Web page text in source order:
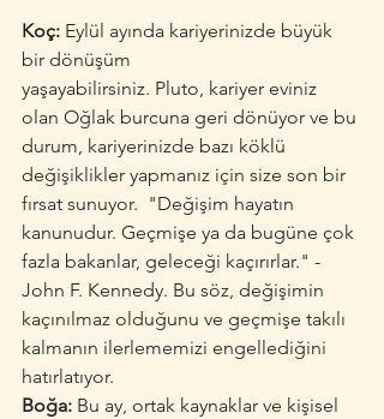
Koç: Eylül ayında kariyerinizde büyük
bir dönüşüm
yaşayabilirsiniz. Pluto, kariyer eviniz
olan Oğlak burcuna geri dönüyor ve bu
durum, kariyerinizde bazı köklü
değişiklikler yapmanız için size son bir
fırsat sunuyor.  "Değişim hayatın
kanunudur. Geçmişe ya da bugüne çok
fazla bakanlar, geleceği kaçırırlar." -
John F. Kennedy. Bu söz, değişimin
kaçınılmaz olduğunu ve geçmişe takılı
kalmanın ilerlememizi engellediğini
hatırlatıyor.
Boğa: Bu ay, ortak kaynaklar ve kişisel